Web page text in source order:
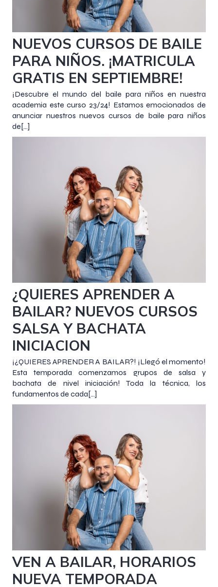
8 septiembre 2023
NUEVOS CURSOS DE BAILE
PARA NIÑOS. ¡MATRICULA
GRATIS EN SEPTIEMBRE!
¡Descubre el mundo del baile para niños en nuestra
academia este curso 23/24! Estamos emocionados de
anunciar nuestros nuevos cursos de baile para niños
de[…]
¿QUIERES APRENDER A
BAILAR? NUEVOS CURSOS
SALSA Y BACHATA
INICIACION
¡¿QUIERES APRENDER A BAILAR?! ¡Llegó el momento!
Esta temporada comenzamos grupos de salsa y
bachata de nivel iniciación! Toda la técnica, los
fundamentos de cada[…]
VEN A BAILAR, HORARIOS
NUEVA TEMPORADA